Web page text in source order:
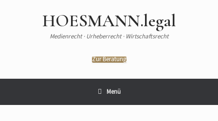
HOESMANN.legal
Medienrecht · Urheberrecht · Wirtschaftsrecht
Zur Beratung
Menü